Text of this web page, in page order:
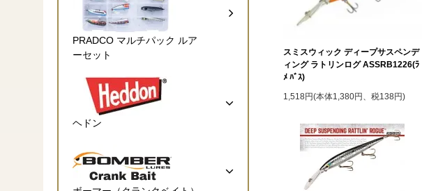
スミスウィック ディープサスペンデ
ィング ラトリンログ ASSRB1226(ﾗ
ﾒ ﾊﾞｽ)
1,518円(本体1,380円、税138円)
PRADCO マルチパック ルア
ーセット
ヘドン